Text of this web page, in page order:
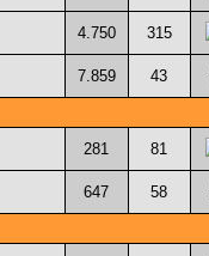
4.750 315
7.859 43
281 81
647 58